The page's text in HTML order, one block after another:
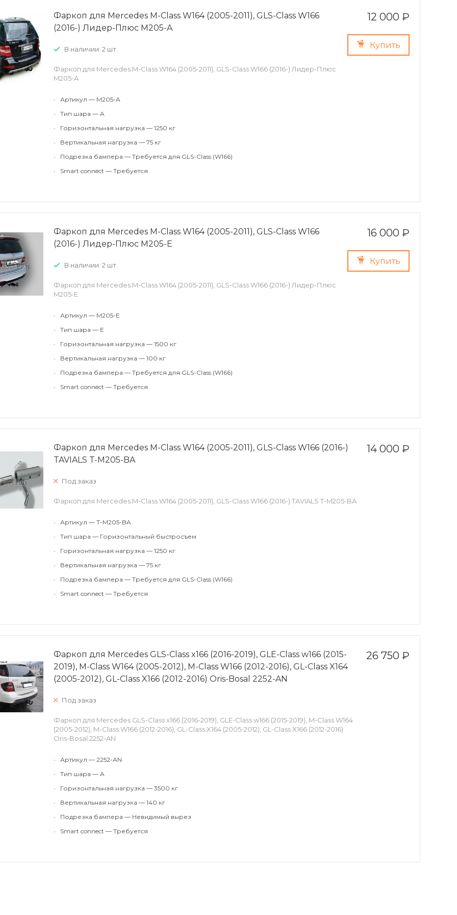
12 000 ₽
Купить
Фаркоп для Mercedes M-Class W164 (2005-2011), GLS-Class W166
(2016-) Лидер-Плюс M205-A
В наличии: 2 шт.
Фаркоп для Mercedes M-Class W164 (2005-2011), GLS-Class W166 (2016-) Лидер-Плюс
M205-A
•
Артикул — M205-A
•
Тип шара — A
•
Горизонтальная нагрузка — 1250 кг
•
Вертикальная нагрузка — 75 кг
•
Подрезка бампера — Требуется для GLS-Class (W166)
•
Smart connect — Требуется
16 000 ₽
Купить
Фаркоп для Mercedes M-Class W164 (2005-2011), GLS-Class W166
(2016-) Лидер-Плюс M205-E
В наличии: 2 шт.
Фаркоп для Mercedes M-Class W164 (2005-2011), GLS-Class W166 (2016-) Лидер-Плюс
M205-E
•
Артикул — M205-E
•
Тип шара — E
•
Горизонтальная нагрузка — 1500 кг
•
Вертикальная нагрузка — 100 кг
•
Подрезка бампера — Требуется для GLS-Class (W166)
•
Smart connect — Требуется
14 000 ₽
Фаркоп для Mercedes M-Class W164 (2005-2011), GLS-Class W166 (2016-)
TAVIALS T-M205-BA
Под заказ
Фаркоп для Mercedes M-Class W164 (2005-2011), GLS-Class W166 (2016-) TAVIALS T-M205-BA
•
Артикул — T-M205-BA
•
Тип шара — Горизонтальный быстросъем
•
Горизонтальная нагрузка — 1250 кг
•
Вертикальная нагрузка — 75 кг
•
Подрезка бампера — Требуется для GLS-Class (W166)
•
Smart connect — Требуется
26 750 ₽
Фаркоп для Mercedes GLS-Class x166 (2016-2019), GLE-Class w166 (2015-
2019), M-Class W164 (2005-2012), M-Class W166 (2012-2016), GL-Class X164
(2005-2012), GL-Class X166 (2012-2016) Oris-Bosal 2252-AN
Под заказ
Фаркоп для Mercedes GLS-Class x166 (2016-2019), GLE-Class w166 (2015-2019), M-Class W164
(2005-2012), M-Class W166 (2012-2016), GL-Class X164 (2005-2012), GL-Class X166 (2012-2016)
Oris-Bosal 2252-AN
•
Артикул — 2252-AN
•
Тип шара — A
•
Горизонтальная нагрузка — 3500 кг
•
Вертикальная нагрузка — 140 кг
•
Подрезка бампера — Невидимый вырез
•
Smart connect — Требуется